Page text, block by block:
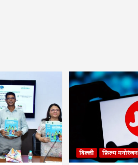
दिल्ली फ़िल्म मनोरंजन